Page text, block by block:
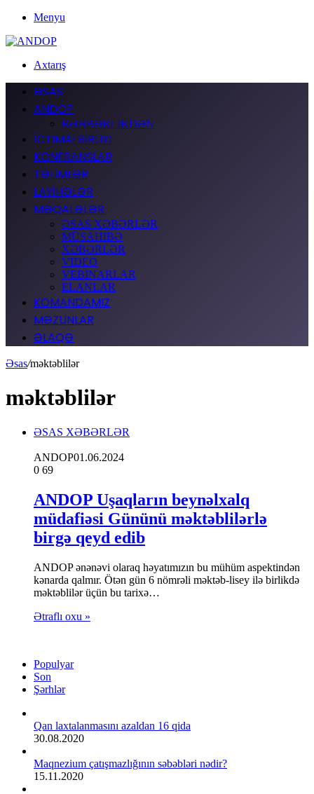
Menyu
Axtarış
ƏSAS
ANDOP
RƏHBƏRLİKDƏN
İCTIMAI BIRLIYI
KONFRANSLAR
TƏLİMLƏR
LAYİHƏLƏR
MƏQALƏLƏR
ƏSAS XƏBƏRLƏR
MÜSAHIBƏ
XƏBƏRLƏR
VIDEO
VEBINARLAR
ELANLAR
KOMANDAMIZ
MƏZUNLAR
ƏLAQƏ
Əsas/məktəblilər
məktəblilər
ƏSAS XƏBƏRLƏR
ANDOP01.06.2024
0 69
ANDOP Uşaqların beynəlxalq
müdafiəsi Gününü məktəblilərlə
birgə qeyd edib
ANDOP ənənəvi olaraq həyatımızın bu mühüm aspektindən
kənarda qalmır. Ötən gün 6 nömrəli məktəb-lisey ilə birlikdə
məktəblilər üçün bu tarixə…
Ətraflı oxu »
Populyar
Son
Şərhlər
Qan laxtalanmasını azaldan 16 qida
30.08.2020
Maqnezium çatışmazlığının səbəbləri nədir?
15.11.2020